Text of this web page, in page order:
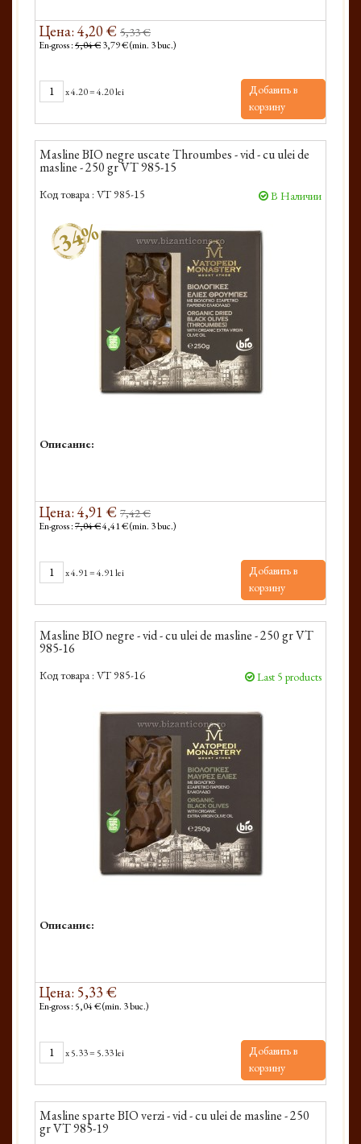
Цена: 4,20 € 5,33 €
En-gross :5,04 €3,79 € (min. 3 buc.)
x4.20=4.20 lei
Добавить в
корзину
Masline BIO negre uscate Throumbes - vid - cu ulei de
masline - 250 gr VT 985-15
Код товара : VT 985-15 В Наличии
-34%
Описание:
Цена: 4,91 € 7,42 €
En-gross :7,04 €4,41 € (min. 3 buc.)
x4.91=4.91 lei
Добавить в
корзину
Masline BIO negre - vid - cu ulei de masline - 250 gr VT
985-16
Код товара : VT 985-16 Last 5 products
Описание:
Цена: 5,33 €
En-gross : 5,04 € (min. 3 buc.)
x5.33= 5.33 lei
Добавить в
корзину
Masline sparte BIO verzi - vid - cu ulei de masline - 250
gr VT 985-19